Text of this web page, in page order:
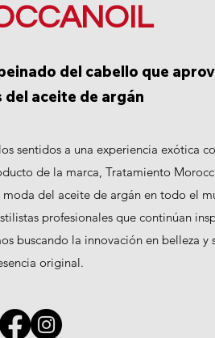
del cabello que
aceite de argán
sentidos a una experiencia exótica
de la marca, Tratamiento
del aceite de argán en todo el
profesionales que continúan
buscando la innovación en belleza y
original.